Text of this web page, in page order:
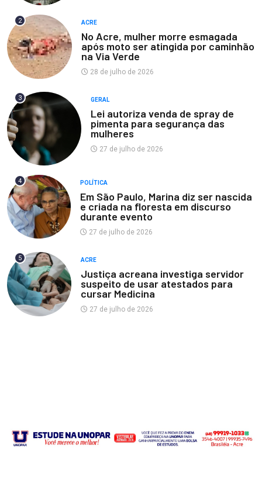
2 ACRE
No Acre, mulher morre esmagada
após moto ser atingida por caminhão
na Via Verde
28 de julho de 2026
3 GERAL
Lei autoriza venda de spray de
pimenta para segurança das
mulheres
27 de julho de 2026
4 POLÍTICA
Em São Paulo, Marina diz ser nascida
e criada na floresta em discurso
durante evento
27 de julho de 2026
5 ACRE
Justiça acreana investiga servidor
suspeito de usar atestados para
cursar Medicina
27 de julho de 2026